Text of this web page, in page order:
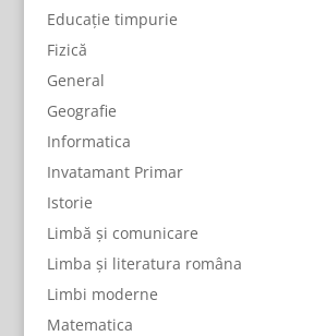
Educație timpurie
Fizică
General
Geografie
Informatica
Invatamant Primar
Istorie
Limbă și comunicare
Limba și literatura româna
Limbi moderne
Matematica